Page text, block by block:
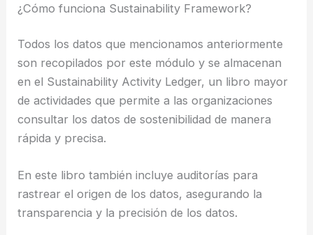
¿Cómo funciona Sustainability Framework?
Todos los datos que mencionamos anteriormente
son recopilados por este módulo y se almacenan
en el Sustainability Activity Ledger, un libro mayor
de actividades que permite a las organizaciones
consultar los datos de sostenibilidad de manera
rápida y precisa.
En este libro también incluye auditorías para
rastrear el origen de los datos, asegurando la
transparencia y la precisión de los datos.